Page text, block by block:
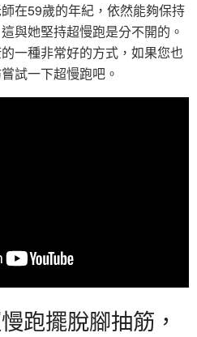
在59歲的年紀，依然能夠保持
與她堅持超慢跑是分不開的。
一種非常好的方式，如果您也
試一下超慢跑吧。
跑擺脫腳抽筋，